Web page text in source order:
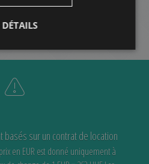
basés sur un contrat de location
en EUR est donné uniquement à
DÉTAILS